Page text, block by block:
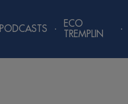
PODCASTS
ECO
TREMPLIN